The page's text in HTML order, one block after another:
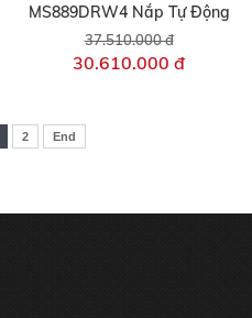
MS889DRW4 Nắp Tự Động
37.510.000 đ
30.610.000 đ
2 End